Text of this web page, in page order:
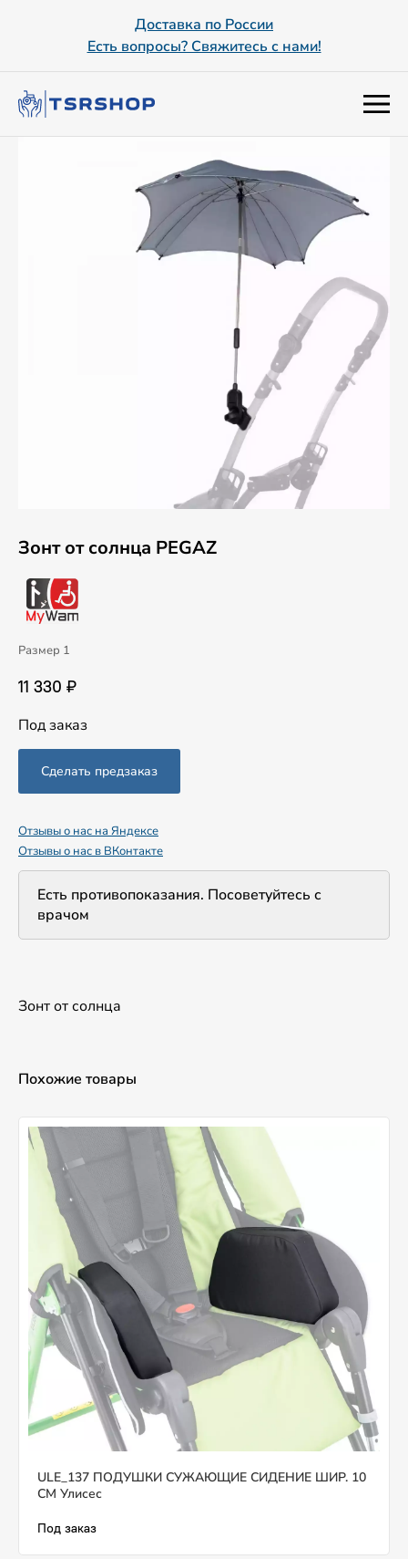
Доставка по России
Есть вопросы? Свяжитесь с нами!
Зонт от солнца PEGAZ
Размер 1
11 330 ₽
Под заказ
Отзывы о нас на Яндексе
Отзывы о нас в ВКонтакте
Есть противопоказания. Посоветуйтесь с
врачом
Зонт от солнца
Похожие товары
ULE_137 ПОДУШКИ СУЖАЮЩИЕ СИДЕНИЕ ШИР. 10
СМ Улисес
Под заказ